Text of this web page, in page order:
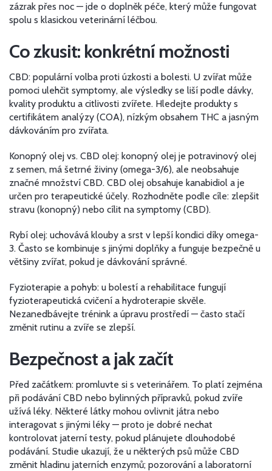
zázrak přes noc — jde o doplněk péče, který může fungovat
spolu s klasickou veterinární léčbou.
Co zkusit: konkrétní možnosti
CBD: populární volba proti úzkosti a bolesti. U zvířat může
pomoci ulehčit symptomy, ale výsledky se liší podle dávky,
kvality produktu a citlivosti zvířete. Hledejte produkty s
certifikátem analýzy (COA), nízkým obsahem THC a jasným
dávkováním pro zvířata.
Konopný olej vs. CBD olej: konopný olej je potravinový olej
z semen, má šetrné živiny (omega-3/6), ale neobsahuje
značné množství CBD. CBD olej obsahuje kanabidiol a je
určen pro terapeutické účely. Rozhodněte podle cíle: zlepšit
stravu (konopný) nebo cílit na symptomy (CBD).
Rybí olej: uchovává klouby a srst v lepší kondici díky omega-
3. Často se kombinuje s jinými doplňky a funguje bezpečně u
většiny zvířat, pokud je dávkování správné.
Fyzioterapie a pohyb: u bolestí a rehabilitace fungují
fyzioterapeutická cvičení a hydroterapie skvěle.
Nezanedbávejte trénink a úpravu prostředí — často stačí
změnit rutinu a zvíře se zlepší.
Bezpečnost a jak začít
Před začátkem: promluvte si s veterinářem. To platí zejména
při podávání CBD nebo bylinných přípravků, pokud zvíře
užívá léky. Některé látky mohou ovlivnit játra nebo
interagovat s jinými léky — proto je dobré nechat
kontrolovat jaterní testy, pokud plánujete dlouhodobé
podávání. Studie ukazují, že u některých psů může CBD
změnit hladinu jaterních enzymů; pozorování a laboratorní